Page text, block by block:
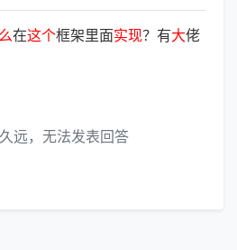
么在这个框架里面实现？有大佬
远，无法发表回答